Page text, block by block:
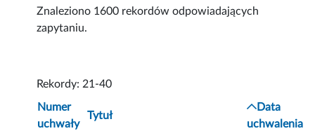
Znaleziono 1600 rekordów odpowiadających
zapytaniu.
Rekordy: 21-40
Numer
uchwały
Tytuł
Data
uchwalenia